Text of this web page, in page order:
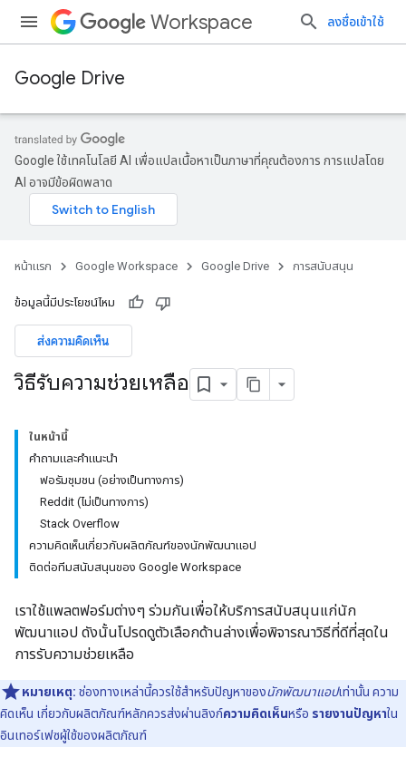
Workspace ลงชื่อเข้าใช้
Google Drive
Google ใช้เทคโนโลยี AI เพื่อแปลเนื้อหาเป็นภาษาที่คุณต้องการ การแปลโดย
AI อาจมีข้อผิดพลาด
หน้าแรก Google Workspace Google Drive การสนับสนุน
ข้อมูลนี้มีประโยชน์ไหม
ส่งความคิดเห็น
วิธีรับความช่วยเหลือ
ในหน้านี้
คำถามและคำแนะนำ
ฟอรัมชุมชน (อย่างเป็นทางการ)
Reddit (ไม่เป็นทางการ)
Stack Overflow
ความคิดเห็นเกี่ยวกับผลิตภัณฑ์ของนักพัฒนาแอป
ติดต่อทีมสนับสนุนของ Google Workspace
เราใช้แพลตฟอร์มต่างๆ ร่วมกันเพื่อให้บริการสนับสนุนแก่นัก
พัฒนาแอป ดังนั้นโปรดดูตัวเลือกด้านล่างเพื่อพิจารณาวิธีที่ดีที่สุดใน
การรับความช่วยเหลือ
หมายเหตุ: ช่องทางเหล่านี้ควรใช้สำหรับปัญหาของนักพัฒนาแอปเท่านั้น ความ
คิดเห็น เกี่ยวกับผลิตภัณฑ์หลักควรส่งผ่านลิงก์ความคิดเห็นหรือ รายงานปัญหาใน
อินเทอร์เฟซผู้ใช้ของผลิตภัณฑ์